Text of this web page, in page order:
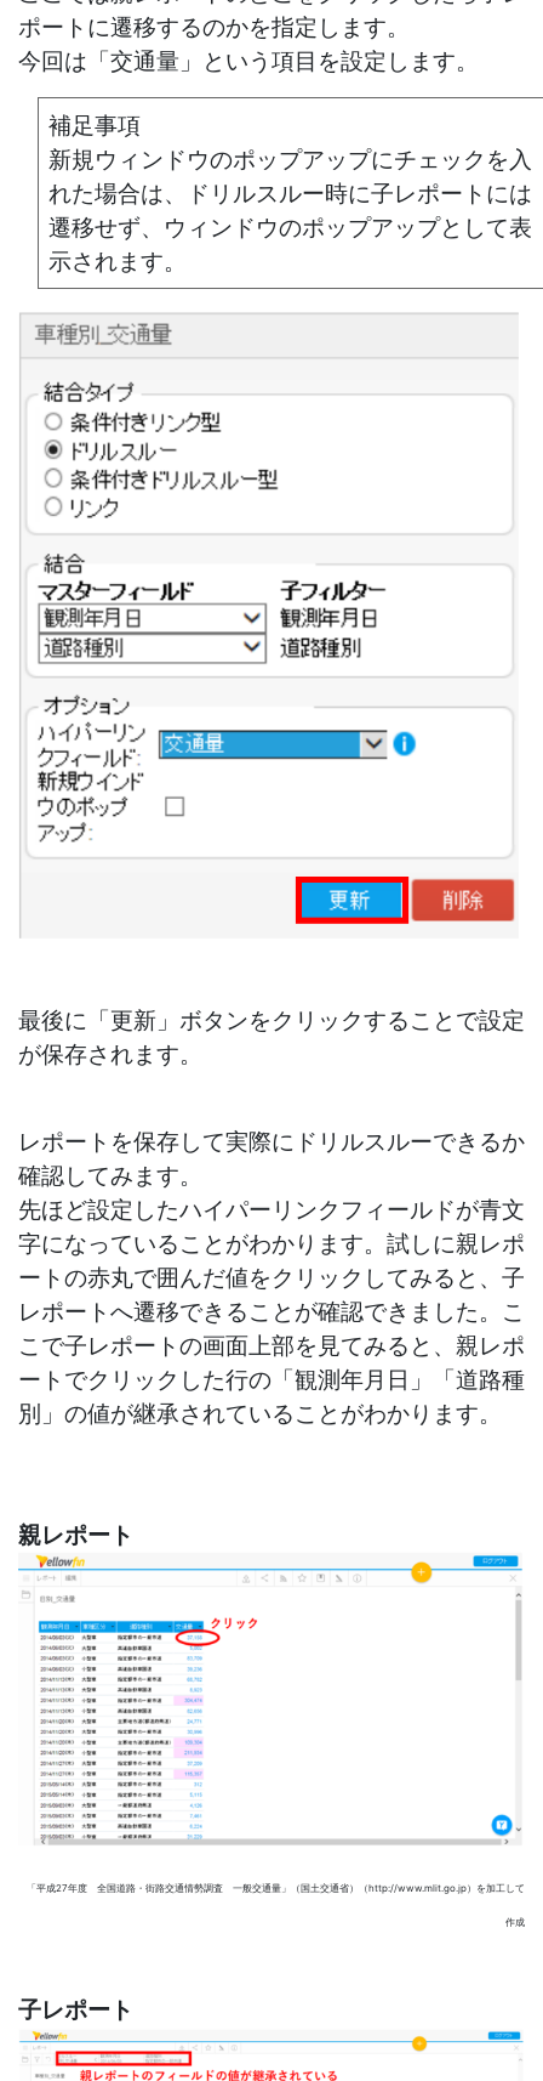
ポートに遷移するのかを指定します。
今回は「交通量」という項目を設定します。
補足事項
新規ウィンドウのポップアップにチェックを入
れた場合は、ドリルスルー時に子レポートには
遷移せず、ウィンドウのポップアップとして表
示されます。
最後に「更新」ボタンをクリックすることで設定
が保存されます。
レポートを保存して実際にドリルスルーできるか
確認してみます。
先ほど設定したハイパーリンクフィールドが青文
字になっていることがわかります。試しに親レポ
ートの赤丸で囲んだ値をクリックしてみると、子
レポートへ遷移できることが確認できました。こ
こで子レポートの画面上部を見てみると、親レポ
ートでクリックした行の「観測年月日」「道路種
別」の値が継承されていることがわかります。
親レポート
「平成27年度 全国道路・街路交通情勢調査 一般交通量」（国土交通省）（http://www.mlit.go.jp）を加工して
作成
子レポート